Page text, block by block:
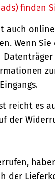
finden
auch
Wenn
reicht es
der
der